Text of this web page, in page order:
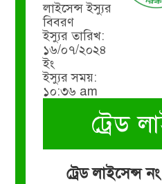
লাইসেন্স ইস্যুর
বিবরণ
ইস্যুর তারিখ:
১৬/০৭/২০২৪
ইং
ইস্যুর সময়:
১০:৩৬ am
ট্রেড
ট্রেড লাইসেন্স